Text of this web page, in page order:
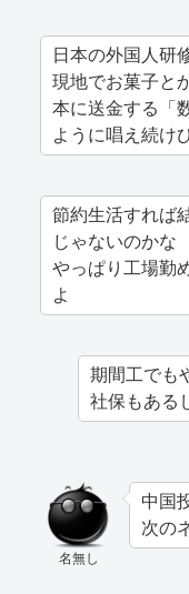
日本の外国人研
現地でお菓子と
本に送金する「
ように唱え続け
節約生活すれば
じゃないのかな
やっぱり工場勤
よ
期間工でも
社保もある
名無し
中国
次の